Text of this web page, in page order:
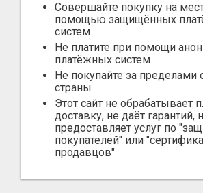
Совершайте покупку на
помощью защищённых
систем
Не платите при помощи
платёжных систем
Не покупайте за пределами
страны
Этот сайт не обрабатывает
доставку, не даёт гарантий,
предоставляет услуг по
покупателей" или
продавцов"